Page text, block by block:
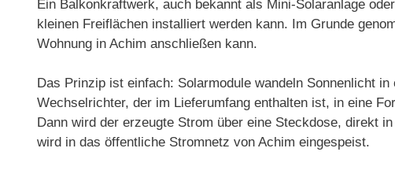
Ein Balkonkraftwerk, auch bekannt als Mini-Solaranlage
kleinen Freiflächen installiert werden kann. Im Grunde
Wohnung in Achim anschließen kann.
Das Prinzip ist einfach: Solarmodule wandeln Sonnenlicht
Wechselrichter, der im Lieferumfang enthalten ist, in eine
Dann wird der erzeugte Strom über eine Steckdose, direkt
wird in das öffentliche Stromnetz von Achim eingespeist.